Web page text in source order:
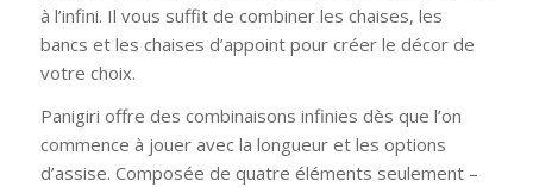
à l’infini. Il vous suffit de combiner les chaises, les
bancs et les chaises d’appoint pour créer le décor de
votre choix.
Panigiri offre des combinaisons infinies dès que l’on
commence à jouer avec la longueur et les options
d’assise. Composée de quatre éléments seulement –